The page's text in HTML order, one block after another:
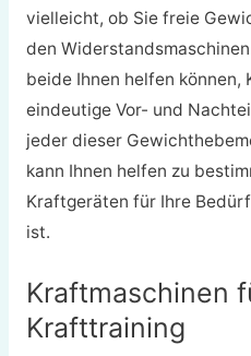
vielleicht, ob Sie freie
den
beide Ihnen helfen
eindeutige Vor- und
jeder dieser
kann Ihnen helfen zu
Kraftgeräten für Ihre
ist.
Kraftmaschinen
Krafttraining